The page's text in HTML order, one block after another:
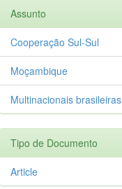
Assunto
Cooperação Sul-Sul
Moçambique
Multinacionais brasileiras
Tipo de Documento
Article